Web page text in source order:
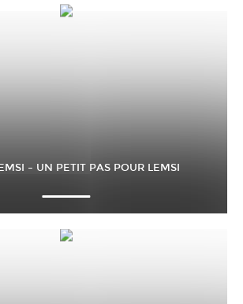
– UN PETIT PAS POUR LEMSI